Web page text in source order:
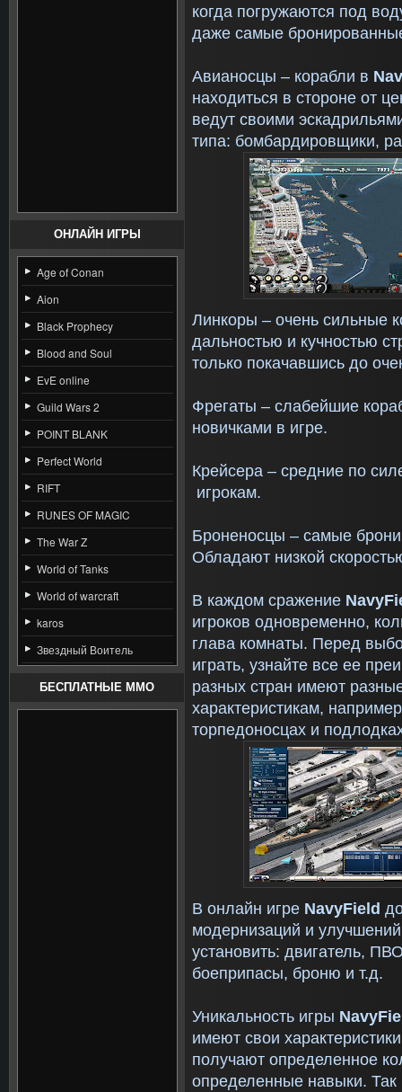
ОНЛАЙН ИГРЫ
Age of Conan
Aion
Black Prophecy
Blood and Soul
EvE online
Guild Wars 2
POINT BLANK
Perfect World
RIFT
RUNES OF MAGIC
The War Z
World of Tanks
World of warcraft
karos
Звездный Воитель
БЕСПЛАТНЫЕ MMO
когда погружаются под
даже самые
Авианосцы – корабли в N
находиться в стороне от
ведут своими
типа: бомбардировщики,
Линкоры – очень сильные
дальностью и кучностью
только покачавшись до
Фрегаты – слабейшие
новичками в игре.
Крейсера – средние по
игрокам.
Броненосцы – самые
Обладают низкой
В каждом сражение NavyF
игроков одновременно,
глава комнаты. Перед
играть, узнайте все ее
разных стран имеют
характеристикам,
торпедоносцах и
В онлайн игре NavyField
модернизаций и
установить: двигатель,
боеприпасы, броню и т.д.
Уникальность игры NavyF
имеют свои
получают определенное
определенные навыки.